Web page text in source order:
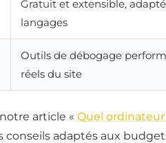
Gratuit et extensible,
langages
Outils de débogage
réels du site
article « Quel
adaptés aux